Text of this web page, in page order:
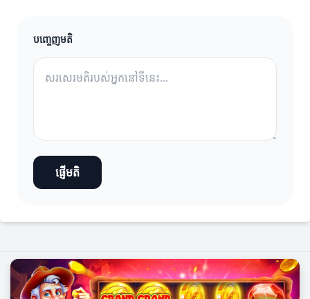
បញ្ចេញមតិ
ផ្ញើមតិ